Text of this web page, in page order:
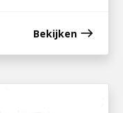
Bekijken east